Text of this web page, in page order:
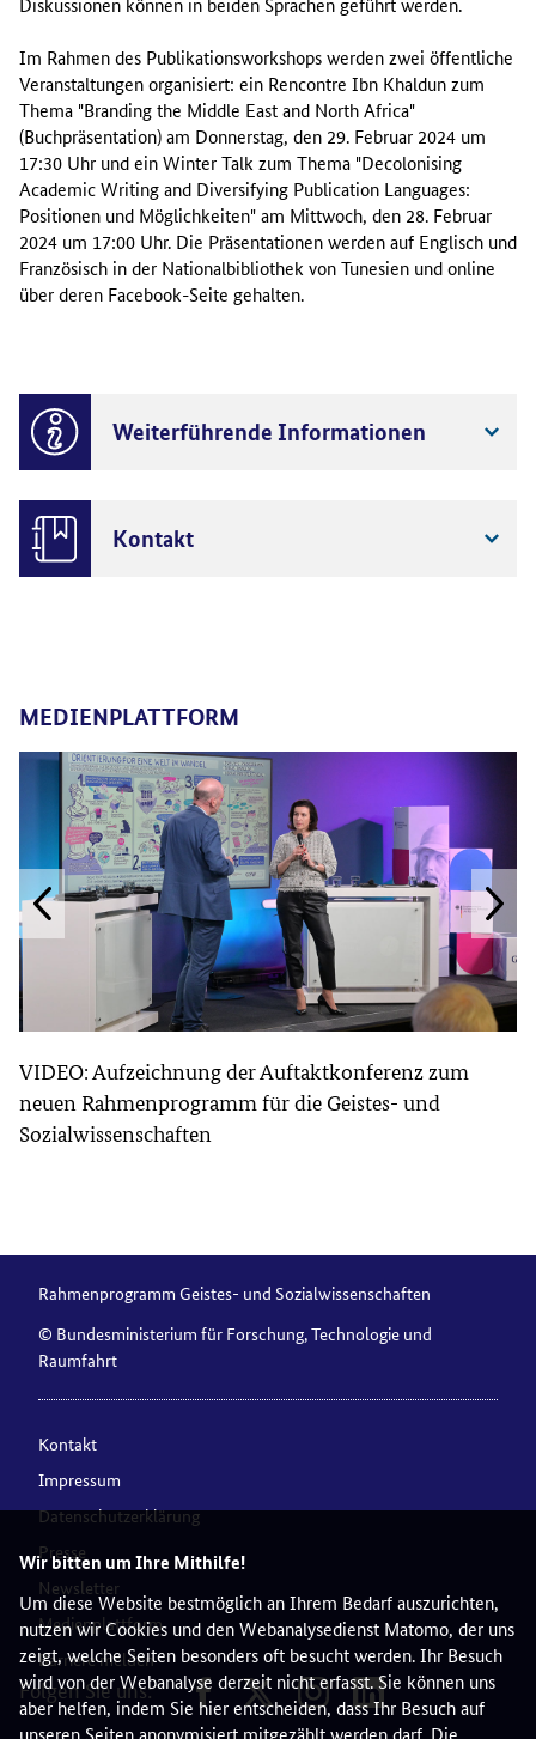
Wir bitten um Ihre Mithilfe!
Um diese Website bestmöglich an Ihrem Bedarf auszurichten,
nutzen wir Cookies und den Webanalysedienst Matomo, der uns
zeigt, welche Seiten besonders oft besucht werden. Ihr Besuch
wird von der Webanalyse derzeit nicht erfasst. Sie können uns
aber helfen, indem Sie hier entscheiden, dass Ihr Besuch auf
unseren Seiten anonymisiert mitgezählt werden darf. Die
Im Rahmen des Publikationsworkshops werden zwei öffentliche
Veranstaltungen organisiert: ein Rencontre Ibn Khaldun zum
Thema "Branding the Middle East and North Africa"
(Buchpräsentation) am Donnerstag, den 29. Februar 2024 um
17:30 Uhr und ein Winter Talk zum Thema "Decolonising
Academic Writing and Diversifying Publication Languages:
Positionen und Möglichkeiten" am Mittwoch, den 28. Februar
2024 um 17:00 Uhr. Die Präsentationen werden auf Englisch und
Französisch in der Nationalbibliothek von Tunesien und online
über deren Facebook-Seite gehalten.
Weiterführende Informationen
Kontakt
MEDIENPLATTFORM
VIDEO: Aufzeichnung der Auftaktkonferenz zum
neuen Rahmenprogramm für die Geistes- und
Sozialwissenschaften
Rahmenprogramm Geistes- und Sozialwissenschaften
© Bundesministerium für Forschung, Technologie und
Raumfahrt
Kontakt
Impressum
Datenschutzerklärung
Presse
Newsletter
Medienplattform
Barriere melden
Folgen Sie uns: